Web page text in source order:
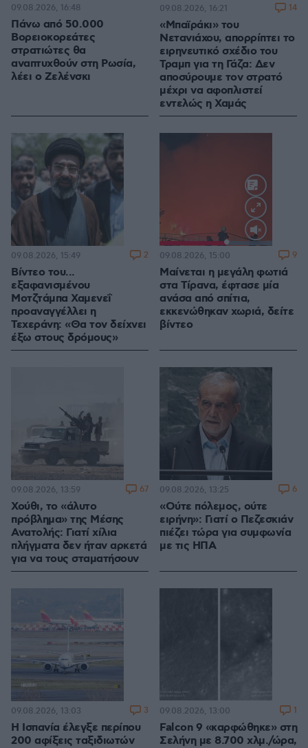
Πάνω από 50.000
Βορειοκορεάτες
στρατιώτες θα
αναπτυχθούν στη Ρωσία,
λέει ο Ζελένσκι
09.08.2026, 16:48
«Μπαϊράκι» του
Νετανιάχου, απορρίπτει το
ειρηνευτικό σχέδιο του
Τραμπ για τη Γάζα: Δεν
αποσύρουμε τον στρατό
μέχρι να αφοπλιστεί
εντελώς η Χαμάς
09.08.2026, 16:21 14
Βίντεο του...
εξαφανισμένου
Μοτζτάμπα Χαμενεΐ
προαναγγέλλει η
Τεχεράνη: «Θα τον δείχνει
έξω στους δρόμους»
09.08.2026, 15:49 2
Loaded:
100.00%
Μαίνεται η μεγάλη φωτιά
στα Τίρανα, έφτασε μία
ανάσα από σπίτια,
εκκενώθηκαν χωριά, δείτε
βίντεο
09.08.2026, 15:00 9
Χούθι, το «άλυτο
πρόβλημα» της Μέσης
Ανατολής: Γιατί χίλια
πλήγματα δεν ήταν αρκετά
για να τους σταματήσουν
09.08.2026, 13:59 67
«Ούτε πόλεμος, ούτε
ειρήνη»: Γιατί ο Πεζεσκιάν
πιέζει τώρα για συμφωνία
με τις ΗΠΑ
09.08.2026, 13:25 6
Η Ισπανία έλεγξε περίπου
200 αφίξεις ταξιδιωτών
09.08.2026, 13:03 3
Falcon 9 «καρφώθηκε» στη
Σελήνη με 8.700 χλμ./ώρα,
09.08.2026, 13:00 1